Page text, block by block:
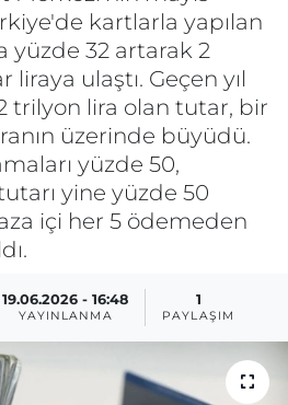
kartlarla yapılan
yüzde 32 artarak 2
ulaştı. Geçen yıl
trilyon lira olan tutar, bir
üzerinde büyüdü.
yüzde 50,
yine yüzde 50
içi her 5 ödemeden
19.06.2026 - 16:48
YAYINLANMA
1
PAYLAŞIM